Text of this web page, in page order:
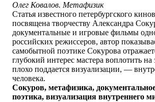
Олег Ковалов. Метафизик
Статья известного петербургского
посвящена творчеству Александра
документальные и игровые фильмы
российских режиссеров, автор
самобытной поэтике Сокурова
глубокий интерес мастера воплотить на
плохо поддается визуализации, —
человека.
Сокуров, метафизика,
поэтика, визуализация внутреннего